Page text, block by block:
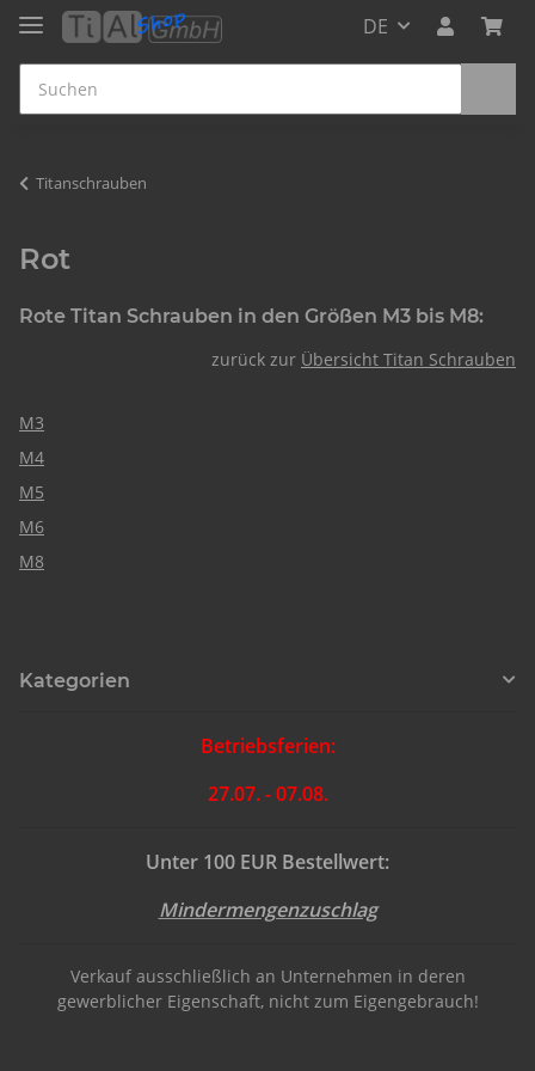
DE
Titanschrauben
Rot
Rote Titan Schrauben in den Größen M3 bis M8:
zurück zur Übersicht Titan Schrauben
M3
M4
M5
M6
M8
Kategorien
Betriebsferien:
27.07. - 07.08.
Unter 100 EUR Bestellwert:
Mindermengenzuschlag
Verkauf ausschließlich an Unternehmen in deren
gewerblicher Eigenschaft, nicht zum Eigengebrauch!